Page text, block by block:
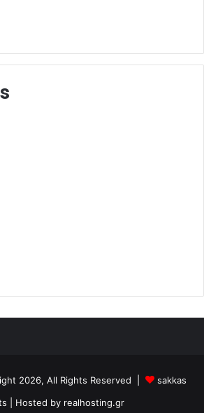
2026, All Rights Reserved |
sakkas
| Hosted by realhosting.gr